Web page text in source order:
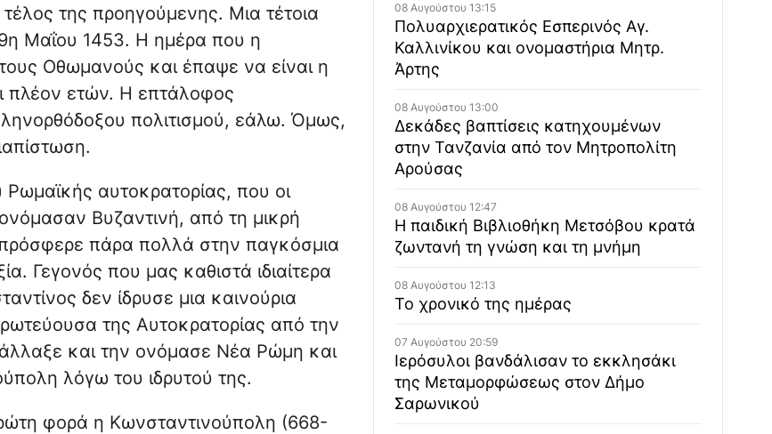
της προηγούμενης. Μια τέτοια
Μαΐου 1453. Η ημέρα που η
Οθωμανούς και έπαψε να είναι η
πλέον ετών. Η επτάλοφος
πολιτισμού, εάλω. Όμως,
αυτοκρατορίας, που οι
Βυζαντινή, από τη μικρή
πρόσφερε πάρα πολλά στην παγκόσμια
Γεγονός που μας καθιστά ιδιαίτερα
δεν ίδρυσε μια καινούρια
της Αυτοκρατορίας από την
και την ονόμασε Νέα Ρώμη και
λόγω του ιδρυτού της.
φορά η Κωνσταντινούπολη (668-
08 Αυγούστου 13:15
Πολυαρχιερατικός Εσπερινός Αγ.
Καλλινίκου και ονομαστήρια Μητρ.
Άρτης
08 Αυγούστου 13:00
Δεκάδες βαπτίσεις κατηχουμένων
στην Τανζανία από τον Μητροπολίτη
Αρούσας
08 Αυγούστου 12:47
Η παιδική Βιβλιοθήκη Μετσόβου κρατά
ζωντανή τη γνώση και τη μνήμη
08 Αυγούστου 12:13
Το χρονικό της ημέρας
07 Αυγούστου 20:59
Ιερόσυλοι βανδάλισαν το εκκλησάκι
της Μεταμορφώσεως στον Δήμο
Σαρωνικού